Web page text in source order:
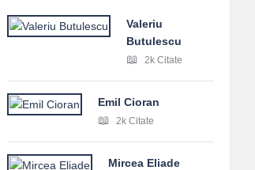
Valeriu
Butulescu
2k Citate
Emil Cioran
2k Citate
Mircea Eliade